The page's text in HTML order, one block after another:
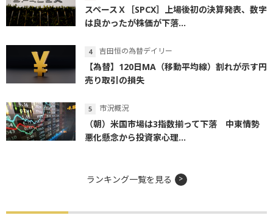
スペースＸ［SPCX］上場後初の決算発表、数字
は良かったが株価が下落...
吉田恒の為替デイリー
【為替】120日MA（移動平均線）割れが示す円
売り取引の損失
市況概況
（朝）米国市場は3指数揃って下落 中東情勢
悪化懸念から投資家心理...
ランキング一覧を見る